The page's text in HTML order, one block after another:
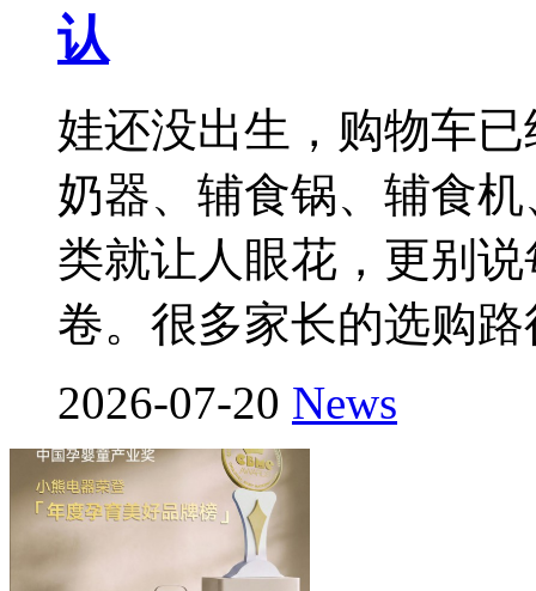
认
娃还没出生，购物车
奶器、辅食锅、辅食
类就让人眼花，更别
卷。很多家长的选购路
2026-07-20 News